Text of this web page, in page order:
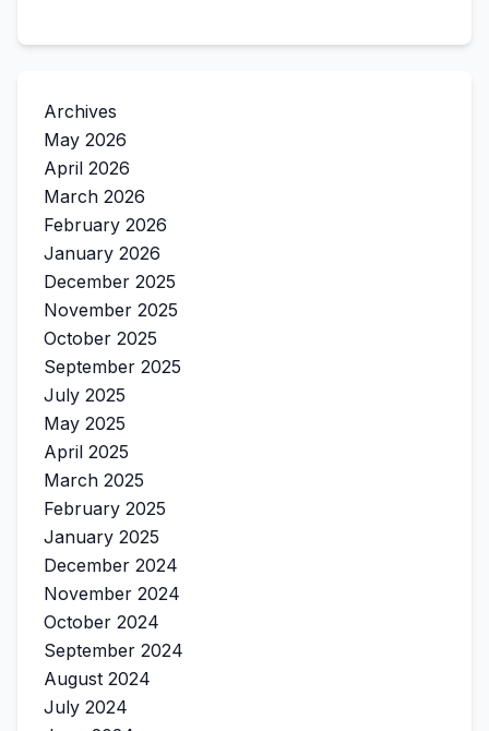
Archives
May 2026
April 2026
March 2026
February 2026
January 2026
December 2025
November 2025
October 2025
September 2025
July 2025
May 2025
April 2025
March 2025
February 2025
January 2025
December 2024
November 2024
October 2024
September 2024
August 2024
July 2024